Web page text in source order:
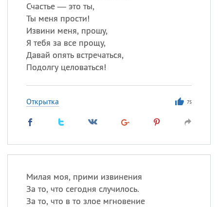
Счастье — это ты,
Ты меня прости!
Извини меня, прошу,
Я тебя за все прощу,
Давай опять встречаться,
Подолгу целоваться!
Открытка 75
Милая моя, прими извинения
За то, что сегодня случилось.
За то, что в то злое мгновение